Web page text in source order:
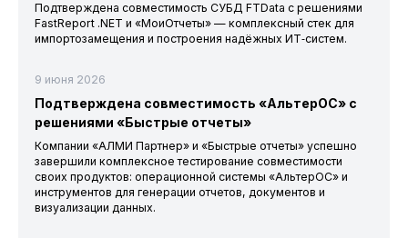
Подтверждена совместимость СУБД FTData с решениями
FastReport .NET и «МоиОтчеты» — комплексный стек для
импортозамещения и построения надёжных ИТ‑систем.
9 июня 2026
Подтверждена совместимость «АльтерОС» с
решениями «Быстрые отчеты»
Компании «АЛМИ Партнер» и «Быстрые отчеты» успешно
завершили комплексное тестирование совместимости
своих продуктов: операционной системы «АльтерОС» и
инструментов для генерации отчетов, документов и
визуализации данных.